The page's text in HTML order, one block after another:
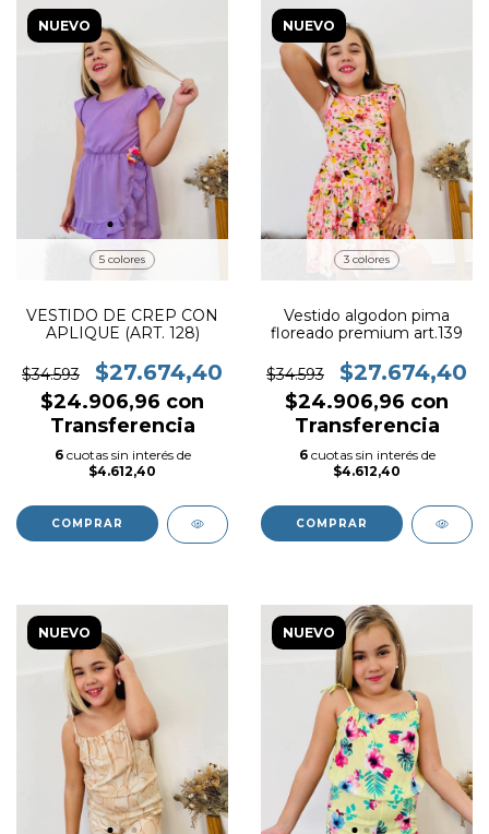
NUEVO
5 colores
VESTIDO DE CREP CON
APLIQUE (ART. 128)
$34.593 $27.674,40
$24.906,96 con
Transferencia
6 cuotas sin interés de
$4.612,40
COMPRAR
NUEVO
3 colores
Vestido algodon pima
floreado premium art.139
$34.593 $27.674,40
$24.906,96 con
Transferencia
6 cuotas sin interés de
$4.612,40
COMPRAR
NUEVO NUEVO